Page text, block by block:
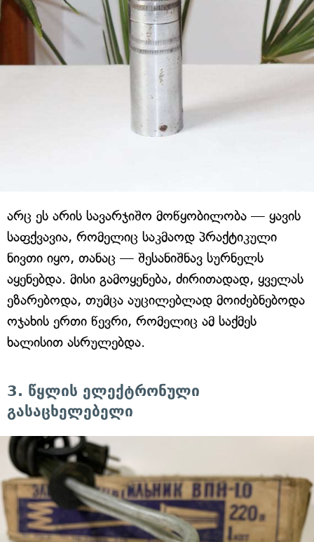
არც ეს არის სავარჯიშო მოწყობილობა — ყავის
საფქვავია, რომელიც საკმაოდ პრაქტიკული
ნივთი იყო, თანაც — შესანიშნავ სურნელს
აყენებდა. მისი გამოყენება, ძირითადად, ყველას
ეზარებოდა, თუმცა აუცილებლად მოიძებნებოდა
ოჯახის ერთი წევრი, რომელიც ამ საქმეს
ხალისით ასრულებდა.
3. წყლის ელექტრონული
გასაცხელებელი